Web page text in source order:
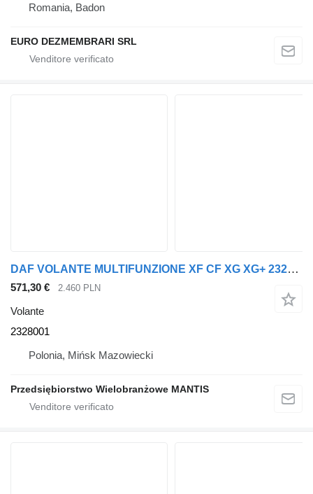
Romania, Badon
EURO DEZMEMBRARI SRL
DAF VOLANTE MULTIFUNZIONE XF CF XG XG+ 2328001 per trattore stradale DAF XF CF XG XG+
571,30 € 2.460 PLN
Volante
2328001
Polonia, Mińsk Mazowiecki
Przedsiębiorstwo Wielobranżowe MANTIS